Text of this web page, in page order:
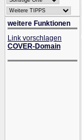
weitere Funktionen
Link vorschlagen
COVER-Domain